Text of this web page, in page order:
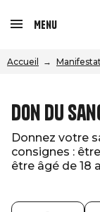
Menu
Accueil
Don du
Donnez votre
consignes :
être âgé de 18